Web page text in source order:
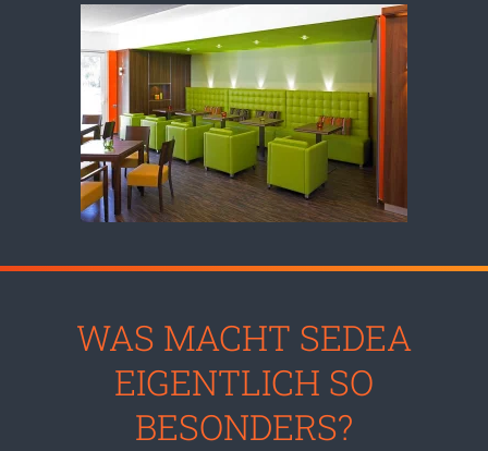
Vergrößern
WAS MACHT SEDEA
EIGENTLICH SO
BESONDERS?